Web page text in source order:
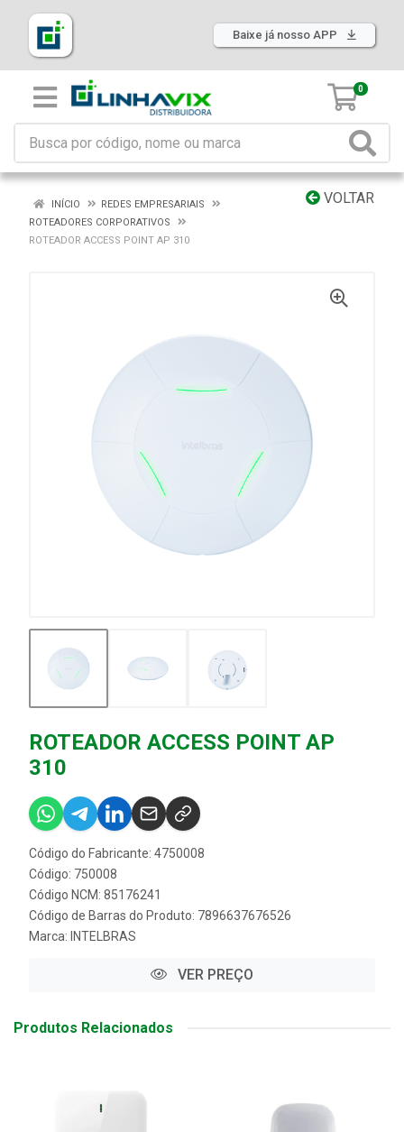
Baixe já nosso APP
0
VOLTAR
INÍCIO
REDES EMPRESARIAIS
ROTEADORES CORPORATIVOS
ROTEADOR ACCESS POINT AP 310
ROTEADOR ACCESS POINT AP
310
Código do Fabricante: 4750008
Código: 750008
Código NCM: 85176241
Código de Barras do Produto: 7896637676526
Marca: INTELBRAS
VER PREÇO
Produtos Relacionados